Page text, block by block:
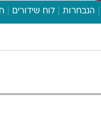
הנבחרות לוח שידורים